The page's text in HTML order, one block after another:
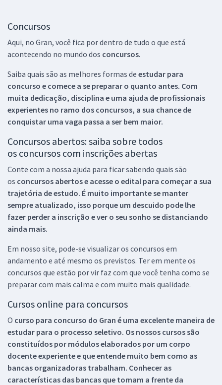
Concursos
Aqui, no Gran, você fica por dentro de tudo o que está
acontecendo no mundo dos concursos.
Saiba quais são as melhores formas de estudar para
concurso e comece a se preparar o quanto antes. Com
muita dedicação, disciplina e uma ajuda de profissionais
experientes no ramo dos concursos, a sua chance de
conquistar uma vaga passa a ser bem maior.
Concursos abertos: saiba sobre todos
os concursos com inscrições abertas
Conte com a nossa ajuda para ficar sabendo quais são
os concursos abertos e acesse o edital para começar a sua
trajetória de estudo. É muito importante se manter
sempre atualizado, isso porque um descuido pode lhe
fazer perder a inscrição e ver o seu sonho se distanciando
ainda mais.
Em nosso site, pode-se visualizar os concursos em
andamento e até mesmo os previstos. Ter em mente os
concursos que estão por vir faz com que você tenha como se
preparar com mais calma e com muito mais qualidade.
Cursos online para concursos
O curso para concurso do Gran é uma excelente maneira de
estudar para o processo seletivo. Os nossos cursos são
constituídos por módulos elaborados por um corpo
docente experiente e que entende muito bem como as
bancas organizadoras trabalham. Conhecer as
características das bancas que tomam a frente da